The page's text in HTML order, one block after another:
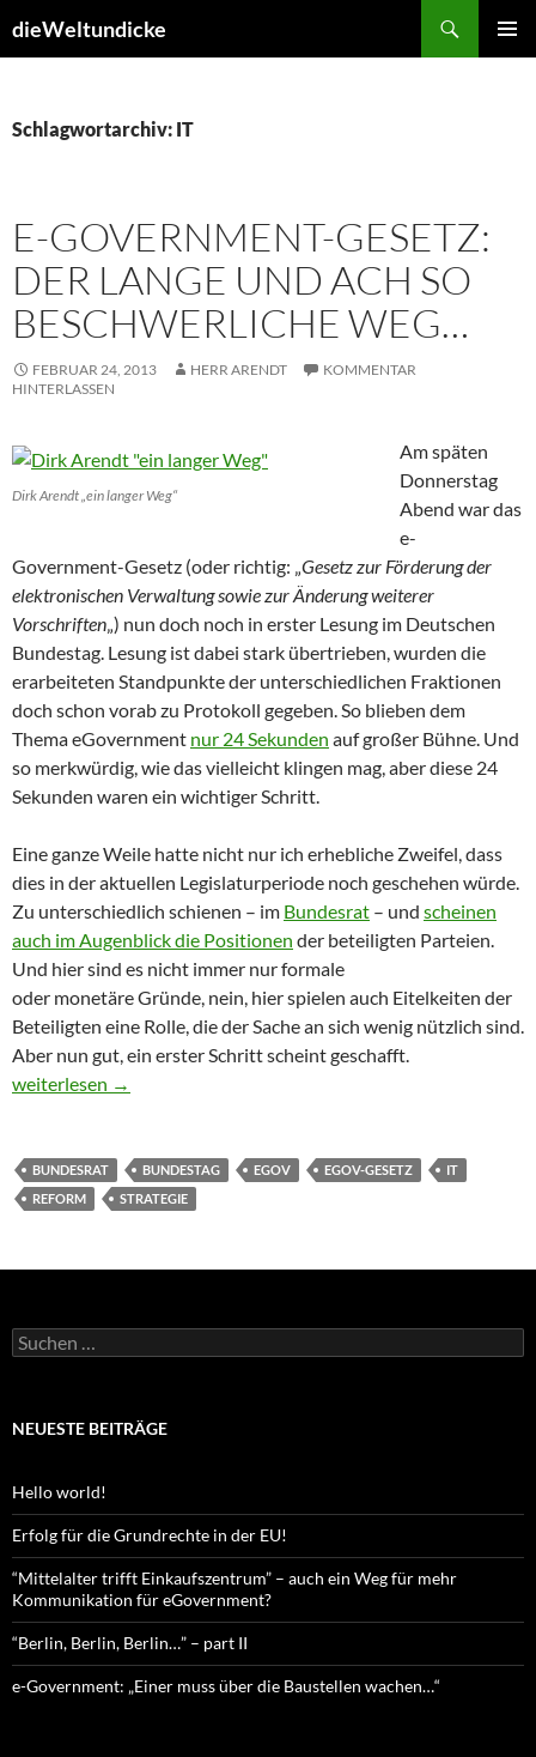
Inhalt
dieWeltundicke
Schlagwortarchiv: IT
E-GOVERNMENT-GESETZ:
DER LANGE UND ACH SO
BESCHWERLICHE WEG…
FEBRUAR 24, 2013 HERR ARENDT
KOMMENTAR
HINTERLASSEN
Dirk Arendt „ein langer Weg“
Am späten
Donnerstag
Abend war das
e-
Government-Gesetz (oder richtig: „Gesetz zur Förderung der
elektronischen Verwaltung sowie zur Änderung weiterer
Vorschriften„) nun doch noch in erster Lesung im Deutschen
Bundestag. Lesung ist dabei stark übertrieben, wurden die
erarbeiteten Standpunkte der unterschiedlichen Fraktionen
doch schon vorab zu Protokoll gegeben. So blieben dem
Thema eGovernment nur 24 Sekunden auf großer Bühne. Und
so merkwürdig, wie das vielleicht klingen mag, aber diese 24
Sekunden waren ein wichtiger Schritt.
Eine ganze Weile hatte nicht nur ich erhebliche Zweifel, dass
dies in der aktuellen Legislaturperiode noch geschehen würde.
Zu unterschiedlich schienen – im Bundesrat – und scheinen
auch im Augenblick die Positionen der beteiligten Parteien.
Und hier sind es nicht immer nur formale
oder monetäre Gründe, nein, hier spielen auch Eitelkeiten der
Beteiligten eine Rolle, die der Sache an sich wenig nützlich sind.
Aber nun gut, ein erster Schritt scheint geschafft.
e-Government-Gesetz: Der lange und ach so beschwerliche
weiterlesen →
BUNDESRAT BUNDESTAG EGOV EGOV-GESETZ
IT
REFORM
STRATEGIE
Suchen
nach:
NEUESTE BEITRÄGE
Hello world!
Erfolg für die Grundrechte in der EU!
“Mittelalter trifft Einkaufszentrum” – auch ein Weg für mehr
Kommunikation für eGovernment?
“Berlin, Berlin, Berlin…” – part II
e-Government: „Einer muss über die Baustellen wachen…“